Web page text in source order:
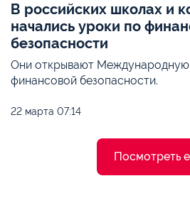
В российских школах и
начались уроки по
безопасности
Они открывают
финансовой безопасности.
22 марта 07:14
Посмотреть